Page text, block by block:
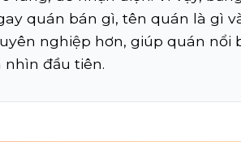
quán bán gì, tên quán là gì
nghiệp hơn, giúp quán nổi
đầu tiên.